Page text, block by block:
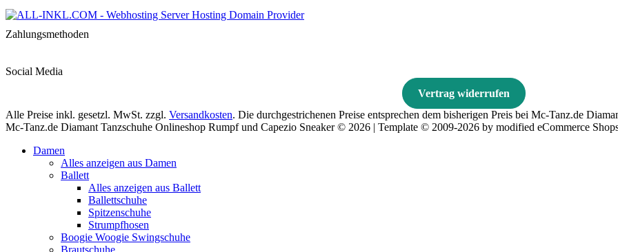
Zahlungsmethoden
Social Media
Vertrag widerrufen
Alle Preise inkl. gesetzl. MwSt. zzgl. Versandkosten. Die durchgestrichenen Preise entsprechen dem bisherigen Preis bei Mc-Tanz.de
Mc-Tanz.de Diamant Tanzschuhe Onlineshop Rumpf und Capezio Sneaker © 2026 | Template © 2009-2026 by modified eCommerce
Damen
Alles anzeigen aus Damen
Ballett
Alles anzeigen aus Ballett
Ballettschuhe
Spitzenschuhe
Strumpfhosen
Boogie Woogie Swingschuhe
Brautschuhe